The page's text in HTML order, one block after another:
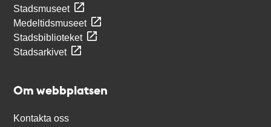
Stadsmuseet
Medeltidsmuseet
Stadsbiblioteket
Stadsarkivet
Om webbplatsen
Kontakta oss